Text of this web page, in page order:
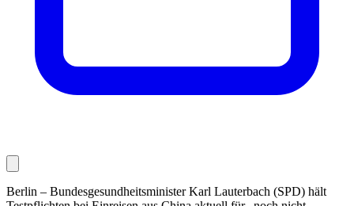
Berlin – Bundesgesundheitsminister Karl Lauterbach (SPD) hält